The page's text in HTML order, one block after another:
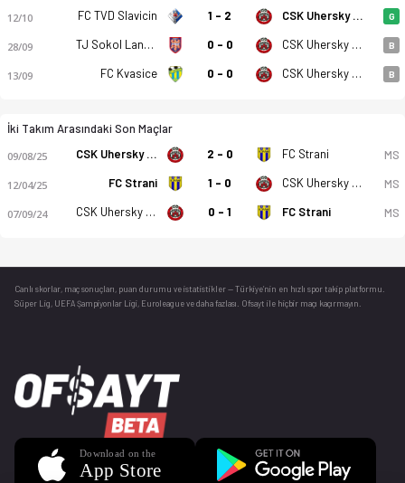
12/10 FC TVD Slavicin 1 - 2 CSK Uhersky Brod G
28/09 TJ Sokol Lanzhot 0 - 0 CSK Uhersky Brod B
13/09 FC Kvasice 0 - 0 CSK Uhersky Brod B
İki Takım Arasındaki Son Maçlar
09/08/25 CSK Uhersky Brod 2 - 0 FC Strani MS
12/04/25 FC Strani 1 - 0 CSK Uhersky Brod MS
07/09/24 CSK Uhersky Brod 0 - 1 FC Strani MS
Canlı skorlar , maç sonuçları, puan durumu ve istatistikler — Türkiye’nin en hızlı spor takip platformu.
Süper Lig, UEFA Şampiyonlar Ligi, Euroleague ve daha fazlası. Ofsayt ile hiçbir maçı kaçırmayın.